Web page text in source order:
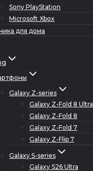
Sony PlayStation
Microsoft Xbox
для дома
Galaxy Z-series
Galaxy Z-Fold 8 Ultra
Galaxy Z-Fold 8
Galaxy Z-Fold 7
Galaxy Z-Flip 7
Galaxy S-series
Galaxy S26 Ultra